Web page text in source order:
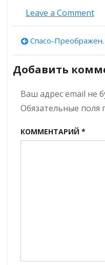
Leave a Commenton
Эл.
Навигация
по
записям
Спасо-Преображенский монастырь в Астрахани
Добавить
Ваш адрес email не
Обязательные поля
КОММЕНТАРИЙ *